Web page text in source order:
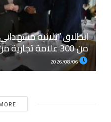
انطلاق “ثلاثية
من 300 علامة تجارية من 13 دولة
2026/08/06